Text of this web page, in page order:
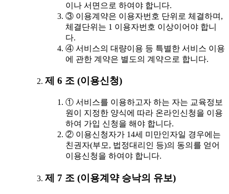
이나 서면으로 하여야 합니다.
③ 이용계약은 이용자번호 단위로 체결하며,
체결단위는 1 이용자번호 이상이어야 합니
다.
④ 서비스의 대량이용 등 특별한 서비스 이용
에 관한 계약은 별도의 계약으로 합니다.
제 6 조 (이용신청)
① 서비스를 이용하고자 하는 자는 교육정보
원이 지정한 양식에 따라 온라인신청을 이용
하여 가입 신청을 해야 합니다.
② 이용신청자가 14세 미만인자일 경우에는
친권자(부모, 법정대리인 등)의 동의를 얻어
이용신청을 하여야 합니다.
제 7 조 (이용계약 승낙의 유보)